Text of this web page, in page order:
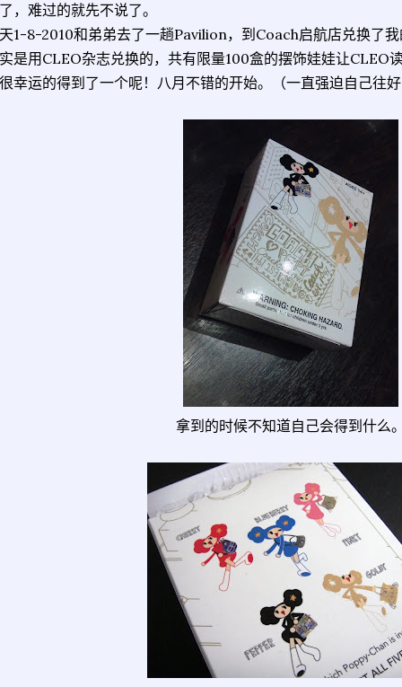
，难过的就先不说了。
1-8-2010和弟弟去了一趟Pavilion，到Coach启航店兑换了
是用CLEO杂志兑换的，共有限量100盒的摆饰娃娃让CLEO
幸运的得到了一个呢！八月不错的开始。（一直强迫自己往
拿到的时候不知道自己会得到什么